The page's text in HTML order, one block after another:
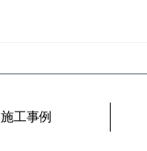
施工事例